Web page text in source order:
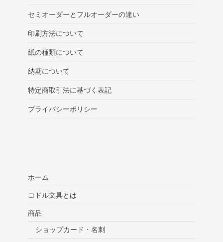
セミオーダーとフルオーダーの違い
印刷方法について
紙の種類について
納期について
特定商取引法に基づく表記
プライバシーポリシー
ホーム
コドル文具とは
商品
ショップカード・名刺